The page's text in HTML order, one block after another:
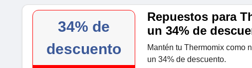
34% de
descuento
Repuestos para
un 34% de
Mantén tu Thermomix como
un 34% de descuento.